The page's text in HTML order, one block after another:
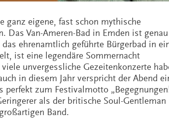
ganz eigene, fast schon mythische
Das Van-Ameren-Bad in Emden ist genau
ehrenamtlich geführte Bürgerbad in
ist eine legendäre Sommernacht
unvergessliche Gezeitenkonzerte
in diesem Jahr verspricht der Abend
perfekt zum Festivalmotto
als der britische Soul-Gentleman
Band.